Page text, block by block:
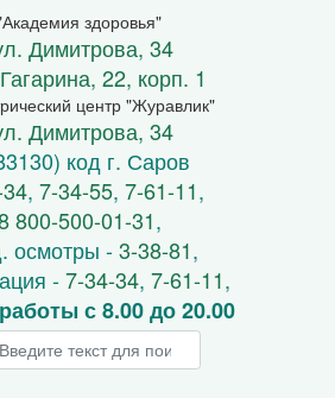
здоровья"
Димитрова, 34
22, корп. 1
центр "Журавлик"
Димитрова, 34
код г. Саров
,7-34-55,7-61-11,
800-500-01-31,
осмотры -3-38-81,
-7-34-34,7-61-11,
с 8.00 до 20.00